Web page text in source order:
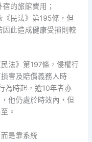
的旅館費用；
民法》第195條，但
此造成健康受損則較
民法》第197條，侵權行
害及賠償義務人時
為時起，逾10年者亦
他仍處於時效內，但
。
是靠系統